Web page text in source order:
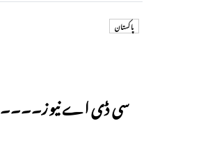
پاکستان
سی ڈی اے نیوز۔۔۔۔